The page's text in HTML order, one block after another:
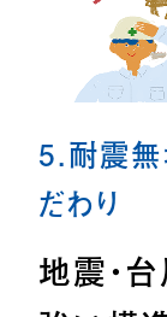
5.耐震
だわり
地震・